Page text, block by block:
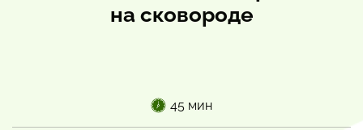
на сковороде
45 мин